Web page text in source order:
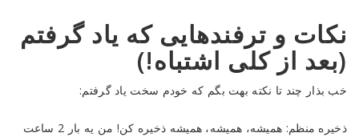
نکات و ترفندهایی که یاد گرفتم
(بعد از کلی اشتباه!)
خب بذار چند تا نکته بهت بگم که خودم سخت یاد گرفتم:
ذخیره منظم: همیشه، همیشه، همیشه ذخیره کن! من یه بار 2 ساعت